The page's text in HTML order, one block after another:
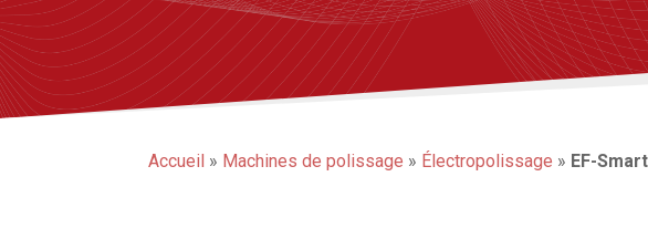
Accueil » Machines de polissage » Électropolissage » EF-